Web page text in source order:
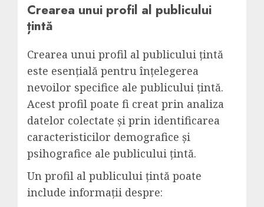
Crearea unui profil al publicului
țintă
Crearea unui profil al publicului țintă
este esențială pentru înțelegerea
nevoilor specifice ale publicului țintă.
Acest profil poate fi creat prin analiza
datelor colectate și prin identificarea
caracteristicilor demografice și
psihografice ale publicului țintă.
Un profil al publicului țintă poate
include informații despre: